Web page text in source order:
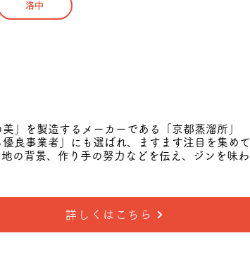
洛中
」を製造するメーカーである「京都蒸溜所」
良事業者」にも選ばれ、ますます注目を集めて
の背景、作り手の努力などを伝え、ジンを味わ
詳しくはこちら